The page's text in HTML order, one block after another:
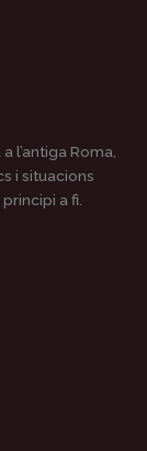
l’antiga Roma,
i situacions
a fi.